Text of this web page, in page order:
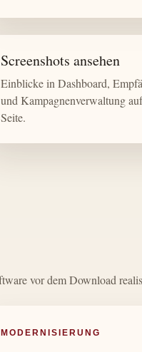
Screenshots ansehen
Einblicke in Dashboard,
und Kampagnenverwaltung
Seite.
vor dem Download
MODERNISIERUNG